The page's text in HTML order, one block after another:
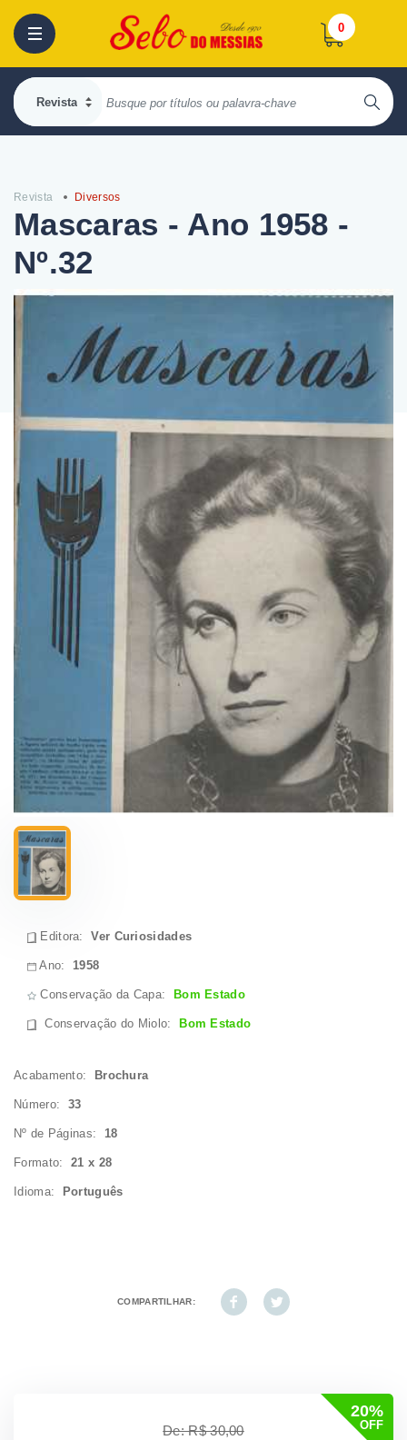
0
Revista Diversos
Mascaras - Ano 1958 -
Nº.32
Editora:Ver Curiosidades
Ano:1958
Conservação da Capa: Bom Estado
Conservação do Miolo: Bom Estado
Acabamento: Brochura
Número: 33
Nº de Páginas: 18
Formato: 21 x 28
Idioma: Português
COMPARTILHAR:
20%
OFF
De: R$ 30,00